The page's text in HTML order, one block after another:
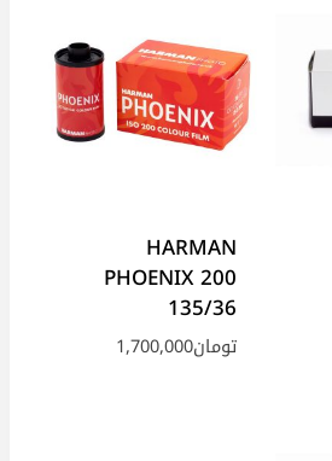
HARMAN
PHOENIX 200
135/36
تومان1,700,000